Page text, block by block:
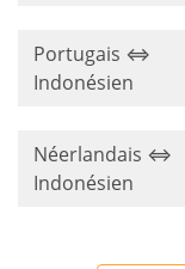
Portugais ⇔
Indonésien
Néerlandais ⇔
Indonésien